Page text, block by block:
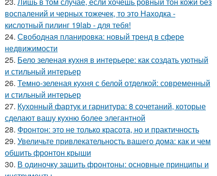
воспалений и черных тожечек, то это Находка -
кислотный пилинг 19lab - для тебя!
24. Свободная планировка: новый тренд в сфере
недвижимости
25. Бело зеленая кухня в интерьере: как создать уютный
и стильный интерьер
26. Темно-зеленая кухня с белой отделкой: современный
и стильный интерьер
27. Кухонный фартук и гарнитура: 8 сочетаний, которые
сделают вашу кухню более элегантной
28. Фронтон: это не только красота, но и практичность
29. Увеличьте привлекательность вашего дома: как и чем
обшить фронтон крыши
30. В одиночку зашить фронтоны: основные принципы и